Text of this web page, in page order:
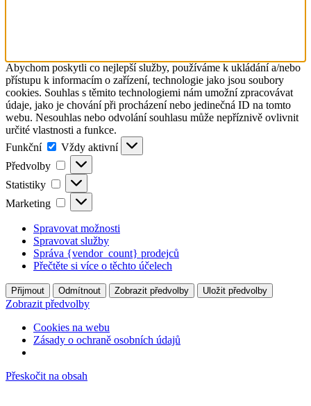
Abychom poskytli co nejlepší služby, používáme k ukládání a/nebo
přístupu k informacím o zařízení, technologie jako jsou soubory
cookies. Souhlas s těmito technologiemi nám umožní zpracovávat
údaje, jako je chování při procházení nebo jedinečná ID na tomto
webu. Nesouhlas nebo odvolání souhlasu může nepříznivě ovlivnit
určité vlastnosti a funkce.
Funkční
Funkční
Vždy aktivní
Předvolby
Předvolby
Statistiky Statistiky
Marketing Marketing
Spravovat možnosti
Spravovat služby
Správa {vendor_count} prodejců
Přečtěte si více o těchto účelech
Přijmout Odmítnout Zobrazit předvolby Uložit předvolby
Zobrazit předvolby
Cookies na webu
Zásady o ochraně osobních údajů
Přeskočit na obsah